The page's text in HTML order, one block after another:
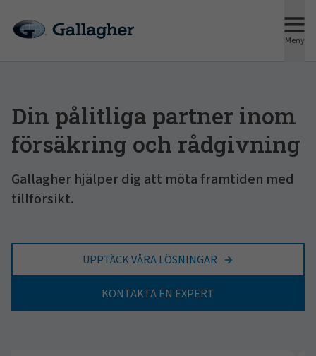
Meny
Din pålitliga partner inom
försäkring och rådgivning
Gallagher hjälper dig att möta framtiden med
tillförsikt.
UPPTÄCK VÅRA LÖSNINGAR
KONTAKTA EN EXPERT